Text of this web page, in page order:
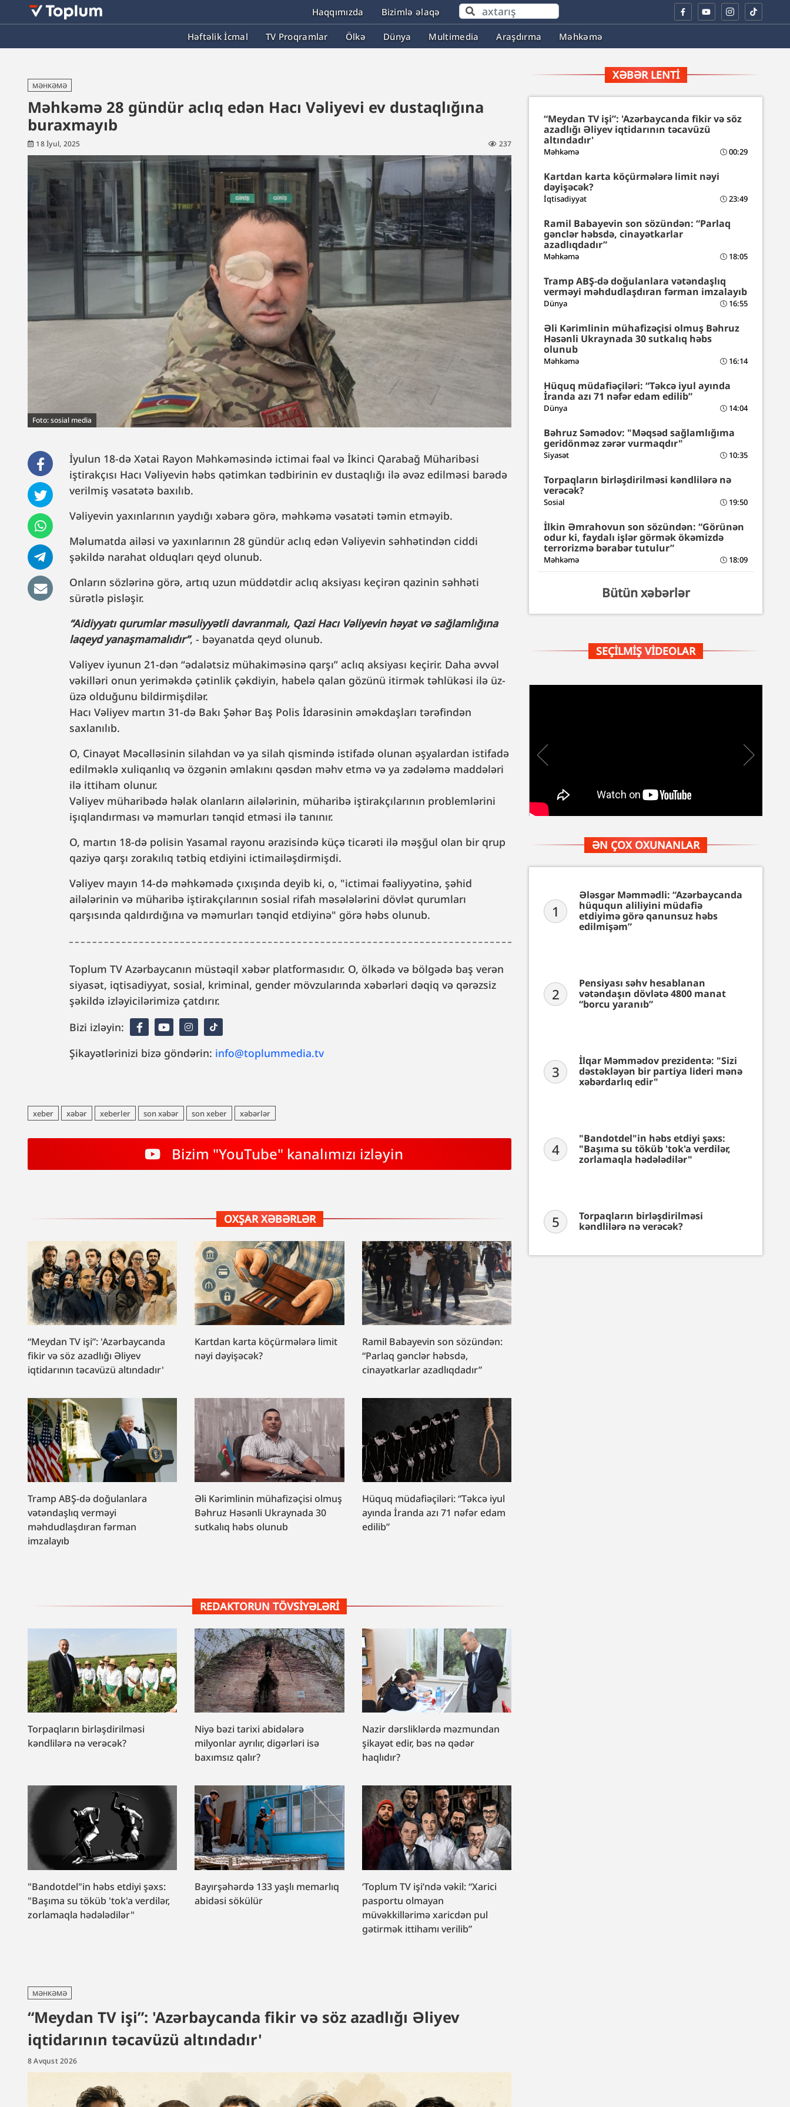
Haqqımızda Bizimlə əlaqə
Həftəlik İcmal TV Proqramlar Ölkə Dünya Multimedia Araşdırma Məhkəmə
MƏHKƏMƏ
Məhkəmə 28 gündür aclıq edən Hacı Vəliyevi ev dustaqlığına
buraxmayıb
18 İyul, 2025 237
Foto: sosial media
İyulun 18-də Xətai Rayon Məhkəməsində ictimai fəal və İkinci Qarabağ Müharibəsi
iştirakçısı Hacı Vəliyevin həbs qətimkan tədbirinin ev dustaqlığı ilə əvəz edilməsi barədə
verilmiş vəsatətə baxılıb.
Vəliyevin yaxınlarının yaydığı xəbərə görə, məhkəmə vəsatəti təmin etməyib.
Məlumatda ailəsi və yaxınlarının 28 gündür aclıq edən Vəliyevin səhhətindən ciddi
şəkildə narahat olduqları qeyd olunub.
Onların sözlərinə görə, artıq uzun müddətdir aclıq aksiyası keçirən qazinin səhhəti
sürətlə pisləşir.
“Aidiyyatı qurumlar məsuliyyətli davranmalı, Qazi Hacı Vəliyevin həyat və sağlamlığına
laqeyd yanaşmamalıdır”, - bəyanatda qeyd olunub.
Vəliyev iyunun 21-dən “ədalətsiz mühakiməsinə qarşı” aclıq aksiyası keçirir. Daha əvvəl
vəkilləri onun yeriməkdə çətinlik çəkdiyin, habelə qalan gözünü itirmək təhlükəsi ilə üz-
üzə olduğunu bildirmişdilər.
Hacı Vəliyev martın 31-də Bakı Şəhər Baş Polis İdarəsinin əməkdaşları tərəfindən
saxlanılıb.
O, Cinayət Məcəlləsinin silahdan və ya silah qismində istifadə olunan əşyalardan istifadə
edilməklə xuliqanlıq və özgənin əmlakını qəsdən məhv etmə və ya zədələmə maddələri
ilə ittiham olunur.
Vəliyev müharibədə həlak olanların ailələrinin, müharibə iştirakçılarının problemlərini
işıqlandırması və məmurları tənqid etməsi ilə tanınır.
O, martın 18-də polisin Yasamal rayonu ərazisində küçə ticarəti ilə məşğul olan bir qrup
qaziyə qarşı zorakılıq tətbiq etdiyini ictimailəşdirmişdi.
Vəliyev mayın 14-də məhkəmədə çıxışında deyib ki, o, "ictimai fəaliyyətinə, şəhid
ailələrinin və müharibə iştirakçılarının sosial rifah məsələlərini dövlət qurumları
qarşısında qaldırdığına və məmurları tənqid etdiyinə" görə həbs olunub.
Toplum TV Azərbaycanın müstəqil xəbər platformasıdır. O, ölkədə və bölgədə baş verən
siyasət, iqtisadiyyat, sosial, kriminal, gender mövzularında xəbərləri dəqiq və qərəzsiz
şəkildə izləyicilərimizə çatdırır.
Bizi izləyin:
Şikayətlərinizi bizə göndərin: info@toplummedia.tv
xeber xəbər xeberler son xəbər son xeber xəbərlər
Bizim "YouTube" kanalımızı izləyin
OXŞAR XƏBƏRLƏR
“Meydan TV işi”: 'Azərbaycanda
fikir və söz azadlığı Əliyev
iqtidarının təcavüzü altındadır'
Kartdan karta köçürmələrə limit
nəyi dəyişəcək?
Ramil Babayevin son sözündən:
“Parlaq gənclər həbsdə,
cinayətkarlar azadlıqdadır”
Tramp ABŞ-də doğulanlara
vətəndaşlıq verməyi
məhdudlaşdıran fərman
imzalayıb
Əli Kərimlinin mühafizəçisi olmuş
Bəhruz Həsənli Ukraynada 30
sutkalıq həbs olunub
Hüquq müdafiəçiləri: “Təkcə iyul
ayında İranda azı 71 nəfər edam
edilib”
REDAKTORUN TÖVSIYƏLƏRI
Torpaqların birləşdirilməsi
kəndlilərə nə verəcək?
Niyə bəzi tarixi abidələrə
milyonlar ayrılır, digərləri isə
baxımsız qalır?
Nazir dərsliklərdə məzmundan
şikayət edir, bəs nə qədər
haqlıdır?
"Bandotdel"in həbs etdiyi şəxs:
"Başıma su töküb 'tok'a verdilər,
zorlamaqla hədələdilər"
Bayırşəhərdə 133 yaşlı memarlıq
abidəsi sökülür
‘Toplum TV işi’ndə vəkil: “Xarici
pasportu olmayan
müvəkkillərimə xaricdən pul
gətirmək ittihamı verilib”
MƏHKƏMƏ
“Meydan TV işi”: 'Azərbaycanda fikir və söz azadlığı Əliyev
iqtidarının təcavüzü altındadır'
8 Avqust 2026
XƏBƏR LENTI
“Meydan TV işi”: 'Azərbaycanda fikir və söz
azadlığı Əliyev iqtidarının təcavüzü
altındadır'
Məhkəmə 00:29
Kartdan karta köçürmələrə limit nəyi
dəyişəcək?
İqtisadiyyat 23:49
Ramil Babayevin son sözündən: “Parlaq
gənclər həbsdə, cinayətkarlar
azadlıqdadır”
Məhkəmə 18:05
Tramp ABŞ-də doğulanlara vətəndaşlıq
verməyi məhdudlaşdıran fərman imzalayıb
Dünya 16:55
Əli Kərimlinin mühafizəçisi olmuş Bəhruz
Həsənli Ukraynada 30 sutkalıq həbs
olunub
Məhkəmə 16:14
Hüquq müdafiəçiləri: “Təkcə iyul ayında
İranda azı 71 nəfər edam edilib”
Dünya 14:04
Bəhruz Səmədov: "Məqsəd sağlamlığıma
geridönməz zərər vurmaqdır"
Siyasət 10:35
Torpaqların birləşdirilməsi kəndlilərə nə
verəcək?
Sosial 19:50
İlkin Əmrahovun son sözündən: “Görünən
odur ki, faydalı işlər görmək ökəmizdə
terrorizmə bərabər tutulur”
Məhkəmə 18:09
Bütün xəbərlər
SEÇILMIŞ VIDEOLAR
ƏN ÇOX OXUNANLAR
1
Ələsgər Məmmədli: “Azərbaycanda
hüququn aliliyini müdafiə
etdiyimə görə qanunsuz həbs
edilmişəm”
2
Pensiyası səhv hesablanan
vətəndaşın dövlətə 4800 manat
“borcu yaranıb”
3
İlqar Məmmədov prezidentə: "Sizi
dəstəkləyən bir partiya lideri mənə
xəbərdarlıq edir"
4
"Bandotdel"in həbs etdiyi şəxs:
"Başıma su töküb 'tok'a verdilər,
zorlamaqla hədələdilər"
5
Torpaqların birləşdirilməsi
kəndlilərə nə verəcək?